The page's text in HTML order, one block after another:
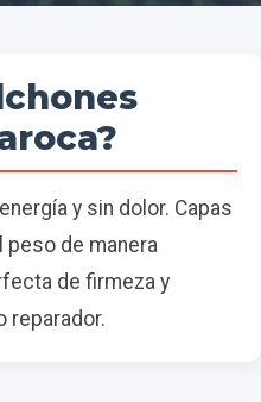
y sin dolor. Capas
peso de manera
de firmeza y
reparador.